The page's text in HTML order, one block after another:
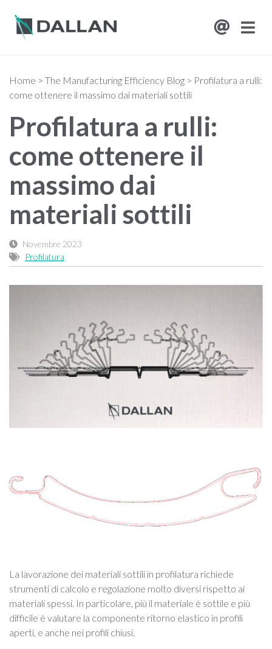
Home > The Manufacturing Efficiency Blog > Profilatura a rulli:
come ottenere il massimo dai materiali sottili
Profilatura a rulli:
come ottenere il
massimo dai
materiali sottili
Novembre 2023
Profilatura
La lavorazione dei materiali sottili in profilatura richiede
strumenti di calcolo e regolazione molto diversi rispetto ai
materiali spessi. In particolare, più il materiale è sottile e più
difficile è valutare la componente ritorno elastico in profili
aperti, e anche nei profili chiusi.